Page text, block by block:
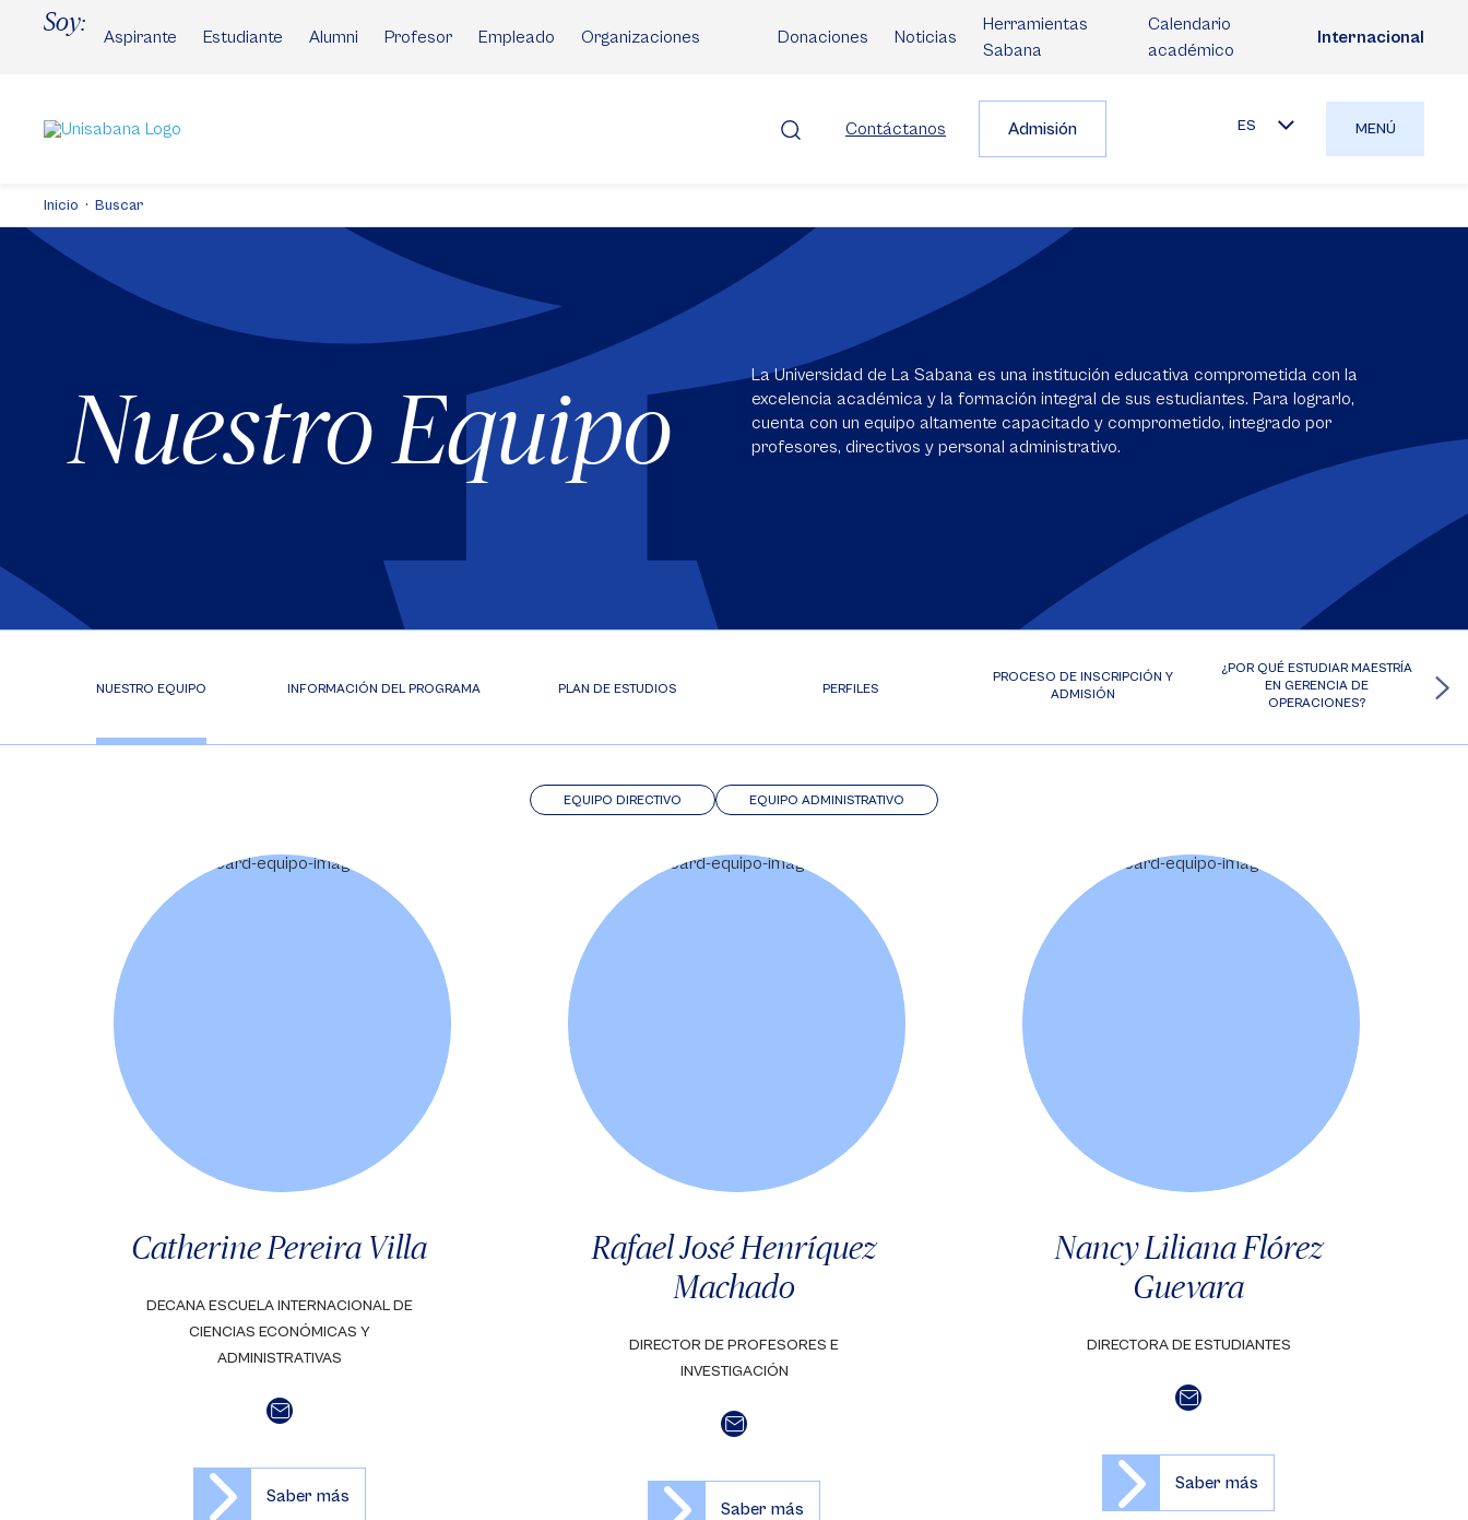
Soy:
Aspirante Estudiante Alumni Profesor Empleado Organizaciones Donaciones Noticias
Herramientas
Sabana
Calendario
académico
Internacional
Contáctanos Admisión ES MENÚ
Inicio Buscar
Nuestro Equipo
La Universidad de La Sabana es una institución educativa comprometida con la
excelencia académica y la formación integral de sus estudiantes. Para lograrlo,
cuenta con un equipo altamente capacitado y comprometido, integrado por
profesores, directivos y personal administrativo.
NUESTRO EQUIPO INFORMACIÓN DEL PROGRAMA PLAN DE ESTUDIOS PERFILES
PROCESO DE INSCRIPCIÓN Y
ADMISIÓN
¿POR QUÉ ESTUDIAR MAESTRÍA
EN GERENCIA DE
OPERACIONES?
EQUIPO ADMINISTRATIVO
EQUIPO DIRECTIVO
Catherine Pereira Villa
DECANA ESCUELA INTERNACIONAL DE
CIENCIAS ECONÓMICAS Y
ADMINISTRATIVAS
Saber más
Rafael José Henríquez
Machado
DIRECTOR DE PROFESORES E
INVESTIGACIÓN
Saber más
Nancy Liliana Flórez
Guevara
DIRECTORA DE ESTUDIANTES
Saber más